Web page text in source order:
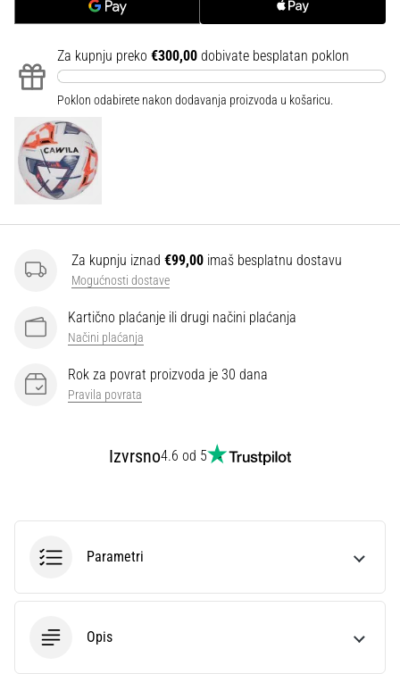
i
Budi
dio
utakmice,
gola…
sve
Za kupnju preko €300,00 dobivate besplatan poklon
Poklon odabirete nakon dodavanja proizvoda u košaricu.
Za kupnju iznad €99,00 imaš besplatnu dostavu
Mogućnosti dostave
Kartično plaćanje ili drugi načini plaćanja
Načini plaćanja
Rok za povrat proizvoda je 30 dana
Pravila povrata
Izvrsno4.6 od 5
Parametri
Opis